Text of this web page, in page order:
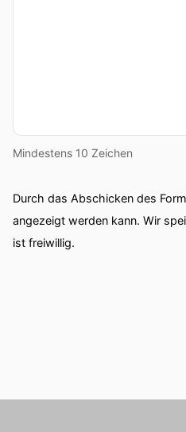
Mindestens 10 Zeichen
Durch das Abschicken des
angezeigt werden kann. Wir
ist freiwillig.